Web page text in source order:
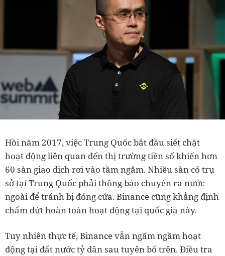
Hồi năm 2017, việc Trung Quốc bắt đầu siết chặt
hoạt động liên quan đến thị trường tiền số khiến hơn
60 sàn giao dịch rơi vào tầm ngắm. Nhiều sàn có trụ
sở tại Trung Quốc phải thông báo chuyển ra nước
ngoài để tránh bị đóng cửa. Binance cũng khẳng định
chấm dứt hoàn toàn hoạt động tại quốc gia này.
Tuy nhiên thực tế, Binance vẫn ngấm ngầm hoạt
động tại đất nước tỷ dân sau tuyên bố trên. Điều tra